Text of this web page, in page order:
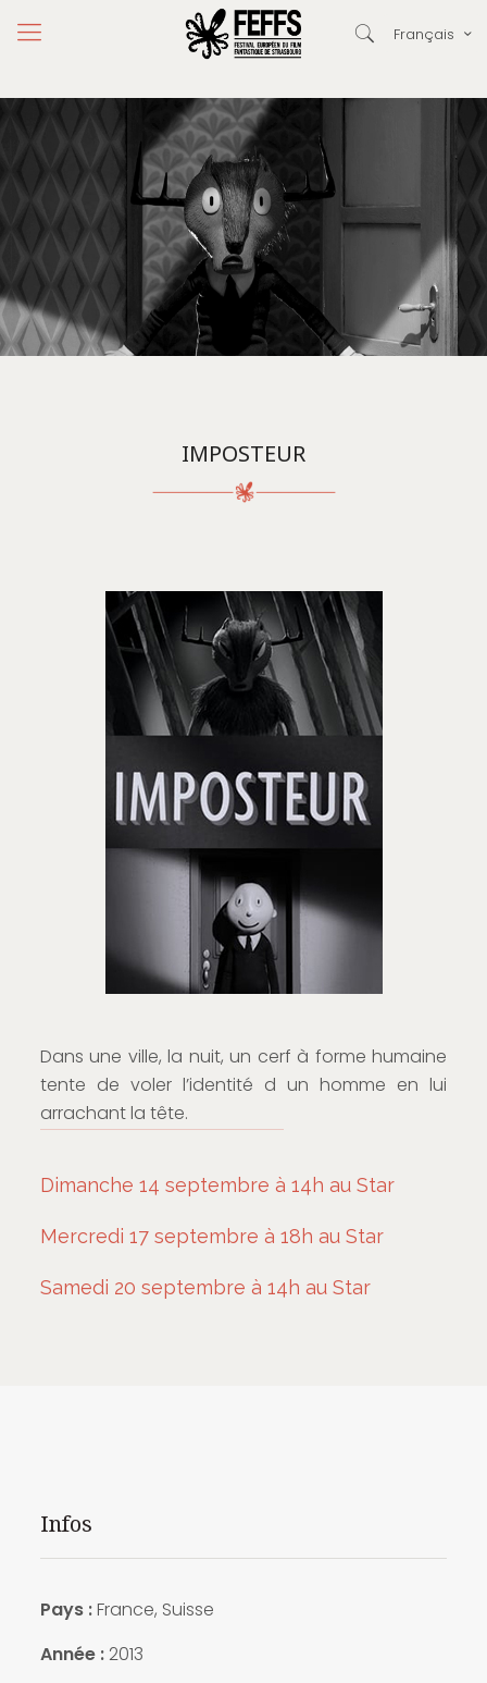
Français
IMPOSTEUR
Dans une ville, la nuit, un cerf à forme humaine
tente de voler l’identité d un homme en lui
arrachant la tête.
Dimanche 14 septembre à 14h au Star
Mercredi 17 septembre à 18h au Star
Samedi 20 septembre à 14h au Star
Infos
Pays :France, Suisse
Année : 2013